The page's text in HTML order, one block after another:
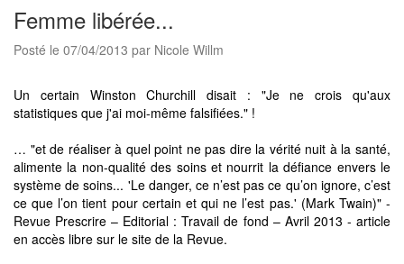
Femme libérée...
Posté le 07/04/2013 par Nicole Willm
Un certain Winston Churchill disait : "Je ne crois qu'aux
statistiques que j'ai moi-même falsifiées." !
… "et de réaliser à quel point ne pas dire la vérité nuit à la santé,
alimente la non-qualité des soins et nourrit la défiance envers le
système de soins... 'Le danger, ce n’est pas ce qu’on ignore, c’est
ce que l’on tient pour certain et qui ne l’est pas.' (Mark Twain)" -
Revue Prescrire – Editorial : Travail de fond – Avril 2013 - article
en accès libre sur le site de la Revue.